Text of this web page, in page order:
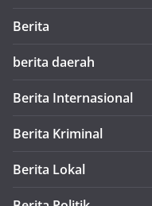
Berita
berita daerah
Berita Internasional
Berita Kriminal
Berita Lokal